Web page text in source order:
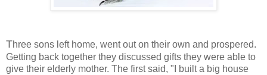
Three sons left home, went out on their own and prospered.
Getting back together they discussed gifts they were able to
give their elderly mother. The first said, "I built a big house